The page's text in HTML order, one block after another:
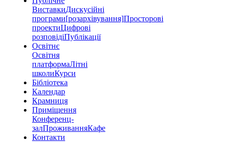
ВиставкиДискусійні
програми[розархівування]Просторові
проектиЦифрові
розповідіПублікації
Освітнє
Освітня
платформаЛітні
школиКурси
Бібліотека
Календар
Крамниця
Приміщення
Конференц-
залПроживанняКафе
Контакти